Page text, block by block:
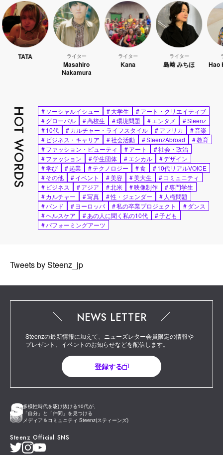
Masahiro
Nakamura
島﨑 みちほ Hao
HOT WORDS #ソーシャルイシュー #大学生 #アート・クリエイティブ
#グローバル #高校生 #環境問題 #エンタメ #Steenz
#10代 #カルチャー・ライフスタイル #アフリカ #音楽
# ビジネス・キャリア #社会活動 #SteenzAbroad #教育
#ファッション・ビューティ #アート #社会・政治
#ファッション #学生団体 #エシカル #デザイン
#学び #起業 #テクノロジー #食 #10代リアルVOICE
#その他 #イベント #美容 #美大生 # コミュニティ
# ビジネス #アジア #北米 #映像制作 #専門学生
#カルチャー #写真 #性・ジェンダー # 人権問題
#バンド #ヨーロッパ #私の卒業プロジェクト #ダンス
#ヘルスケア #あの人に聞く私の10代 #子ども
#パフォーミングアーツ
Tweets by Steenz_jp
多様性時代を駆け抜ける10代が、
「自分」と「仲間」を見つける
メディア＆コミュニティ Steenz(スティーンズ)
Steenz Official SNS
NEWS LETTER
Steenzの最新情報に加えて、ニューズレター会員限定の情報や
プレゼント、イベントのお知らせなどを配信します。
登録する